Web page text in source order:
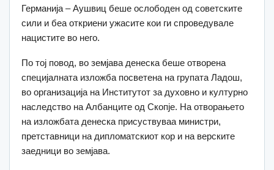
Германија – Аушвиц беше ослободен од советските
сили и беа откриени ужасите кои ги спроведувале
нацистите во него.
По тој повод, во земјава денеска беше отворена
специјалната изложба посветена на групата Ладош,
во организација на Институтот за духовно и културно
наследство на Албанците од Скопје. На отворањето
на изложбата денеска присуствуваа министри,
претставници на дипломатскиот кор и на верските
заедници во земјава.